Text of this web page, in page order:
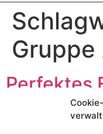
Gruppe
Perfektes
schlägt